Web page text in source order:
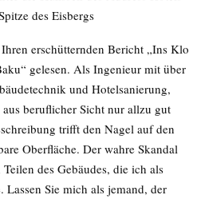
des Eisbergs
erschütternden Bericht „Ins Klo
gelesen. Als Ingenieur mit über
und Hotelsanierung,
beruflicher Sicht nur allzu gut
trifft den Nagel auf den
Oberfläche. Der wahre Skandal
des Gebäudes, die ich als
Lassen Sie mich als jemand, der